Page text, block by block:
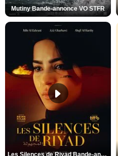
Mutiny Bande-annonce VO STFR